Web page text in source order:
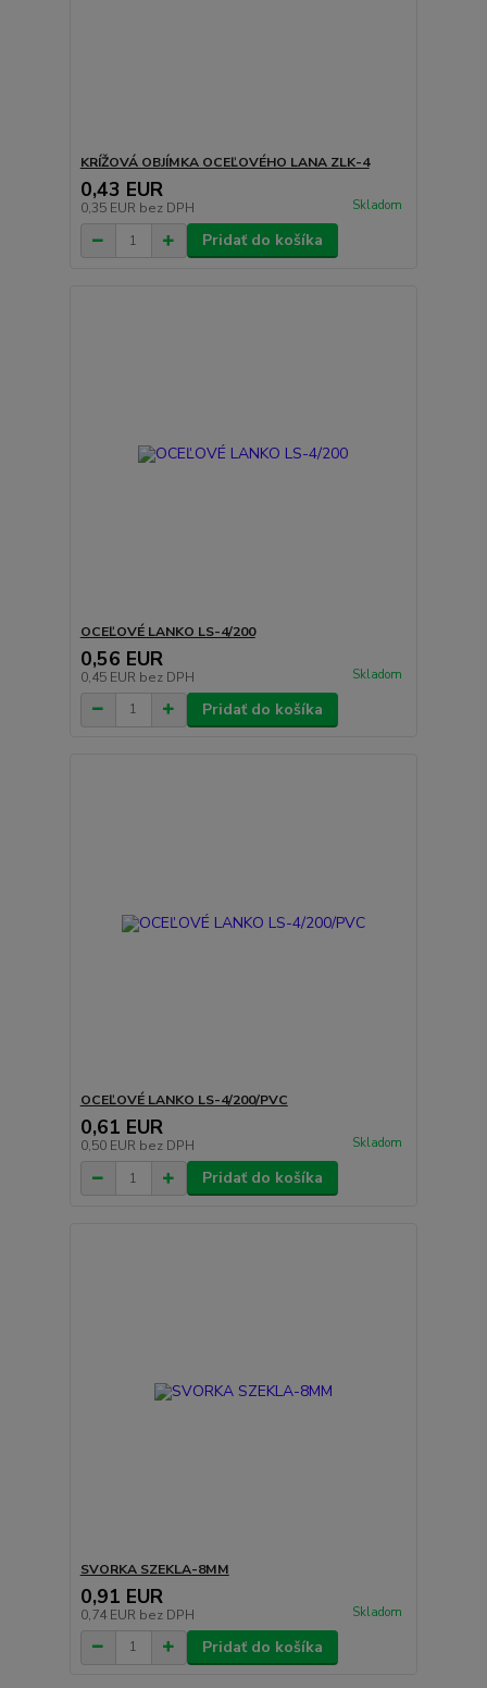
KRÍŽOVÁ OBJÍMKA OCEĽOVÉHO LANA ZLK-4
0,43 EUR
0,35 EUR bez DPH Skladom
Pridať do košíka
OCEĽOVÉ LANKO LS-4/200
0,56 EUR
0,45 EUR bez DPH Skladom
Pridať do košíka
OCEĽOVÉ LANKO LS-4/200/PVC
0,61 EUR
0,50 EUR bez DPH Skladom
Pridať do košíka
SVORKA SZEKLA-8MM
0,91 EUR
0,74 EUR bez DPH Skladom
Pridať do košíka